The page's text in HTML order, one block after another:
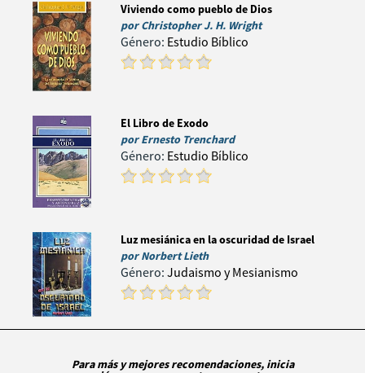
Viviendo como pueblo de Dios
porChristopher J. H. Wright
Género: Estudio Bíblico
El Libro de Exodo
porErnesto Trenchard
Género: Estudio Bíblico
Luz mesiánica en la oscuridad de Israel
porNorbert Lieth
Género: Judaismo y Mesianismo
Para más y mejores recomendaciones, inicia